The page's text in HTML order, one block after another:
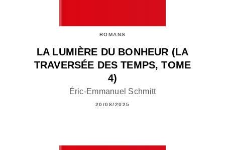
ROMANS
LA LUMIÈRE DU BONHEUR (LA
TRAVERSÉE DES TEMPS, TOME
4)
Éric-Emmanuel Schmitt
20/08/2025